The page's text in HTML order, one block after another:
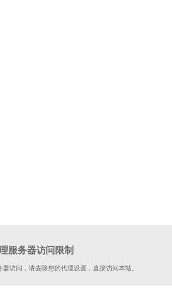
服务器访问限制
访问，请去除您的代理设置，直接访问本站。